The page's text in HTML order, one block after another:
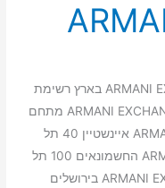
סניפי וחנויות ארמני אקסצ'יינג ARMANI EXCHANGE בארץ רשימת
סניפים ARMANI EXCHANGE במרכז ARMANI EXCHANGE מתחם
פולג נתניה 099510695 ARMANI EXCHANGE איינשטיין 40 תל
אביב-יפו 035243570 ARMANI EXCHANGE החשמונאים 100 תל
אביב-יפו 037748076 סניפים ARMANI EXCHANGE בירושלים